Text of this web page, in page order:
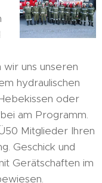
uns unseren
hydraulischen
oder
am Programm.
Mitglieder Ihren
Geschick und
Gerätschaften im